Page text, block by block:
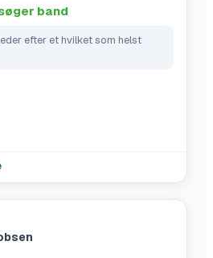
band
efter et hvilket som helst